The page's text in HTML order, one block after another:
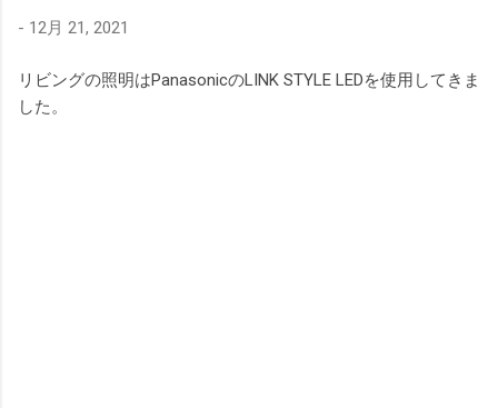
- 12月 21, 2021
リビングの照明はPanasonicのLINK STYLE LEDを使用してきま
した。